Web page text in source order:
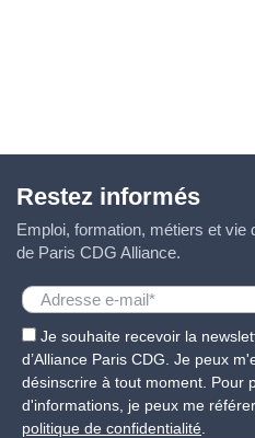
Restez informés
Emploi, formation, métiers et vie
de Paris CDG Alliance.
Je souhaite recevoir la
d’Alliance Paris CDG. Je peux
désinscrire à tout moment. Pour
d'informations, je peux me
politique de confidentialité